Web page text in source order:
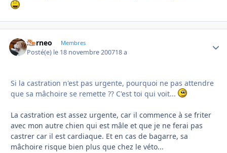
borneo Membres
Posté(e) le 18 novembre 200718 a
Si la castration n'est pas urgente, pourquoi ne pas attendre
que sa mâchoire se remette ?? C'est toi qui voit...
La castration est assez urgente, car il commence à se friter
avec mon autre chien qui est mâle et que je ne ferai pas
castrer car il est cardiaque. Et en cas de bagarre, sa
mâchoire risque bien plus que chez le véto...